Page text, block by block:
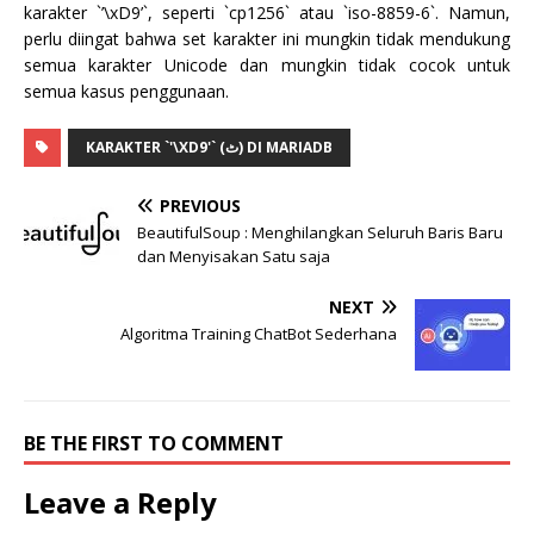
karakter `’\xD9’`, seperti `cp1256` atau `iso-8859-6`. Namun,
perlu diingat bahwa set karakter ini mungkin tidak mendukung
semua karakter Unicode dan mungkin tidak cocok untuk
semua kasus penggunaan.
KARAKTER `'\XD9'` (ٹ) DI MARIADB
PREVIOUS
BeautifulSoup : Menghilangkan Seluruh Baris Baru
dan Menyisakan Satu saja
NEXT
Algoritma Training ChatBot Sederhana
BE THE FIRST TO COMMENT
Leave a Reply